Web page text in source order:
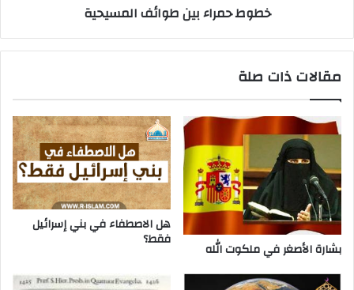
خطوط حمراء بين طوائف المسيحية
مقالات ذات صلة
بشارة الأصغر في ملكوت الله
هل الاصطفاء في بني إسرائيل
فقط؟